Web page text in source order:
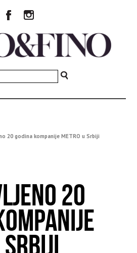
20 godina kompanije METRO u Srbiji
20